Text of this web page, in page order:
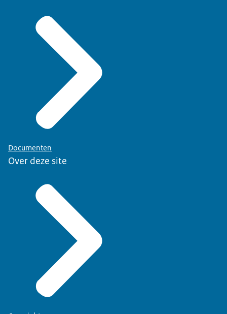
Documenten
Over deze site